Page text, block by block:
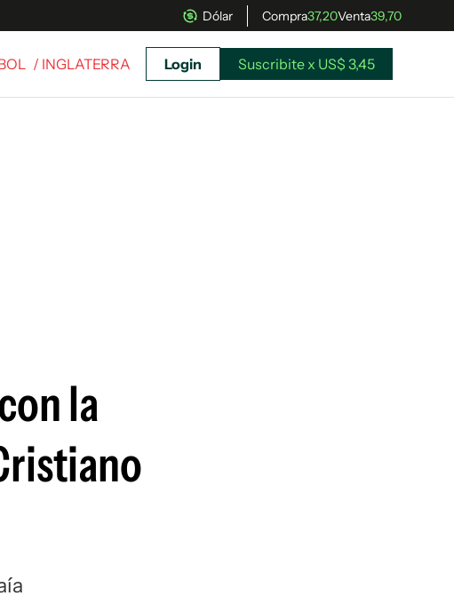
Dólar Compra37,20Venta39,70
Siguenos en:
/ INGLATERRA Login Suscribite x US$ 3,45
la